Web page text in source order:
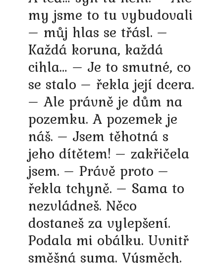
my jsme to tu vybudovali
– můj hlas se třásl. –
Každá koruna, každá
cihla… – Je to smutné, co
se stalo – řekla její dcera.
– Ale právně je dům na
pozemku. A pozemek je
náš. – Jsem těhotná s
jeho dítětem! – zakřičela
jsem. – Právě proto –
řekla tchyně. – Sama to
nezvládneš. Něco
dostaneš za vylepšení.
Podala mi obálku. Uvnitř
směšná suma. Výsměch.